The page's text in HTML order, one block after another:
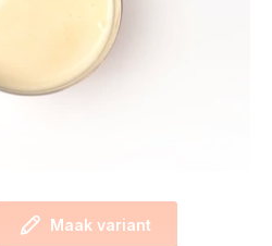
Maak variant